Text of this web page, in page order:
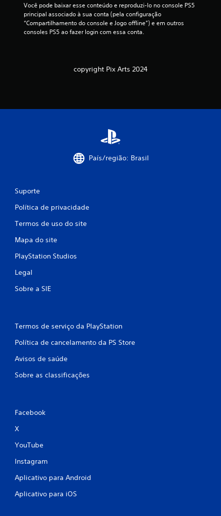
Você pode baixar esse conteúdo e reproduzi-lo no console PS5
principal associado à sua conta (pela configuração
“Compartilhamento do console e Jogo offline”) e em outros
consoles PS5 ao fazer login com essa conta.
copyright Pix Arts 2024
País/região: Brasil
Suporte
Política de privacidade
Termos de uso do site
Mapa do site
PlayStation Studios
Legal
Sobre a SIE
Termos de serviço da PlayStation
Política de cancelamento da PS Store
Avisos de saúde
Sobre as classificações
Facebook
X
YouTube
Instagram
Aplicativo para Android
Aplicativo para iOS